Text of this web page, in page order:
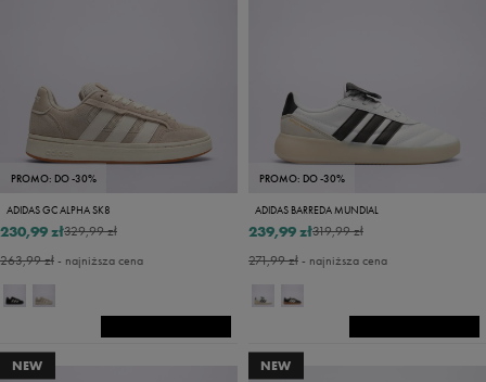
PROMO: DO -30%
ADIDAS GC ALPHA SK8
329,99 zł
230,99 zł
263,99 zł- najniższa cena
PROMO: DO -30%
ADIDAS BARREDA MUNDIAL
319,99 zł
239,99 zł
271,99 zł- najniższa cena
NEW NEW